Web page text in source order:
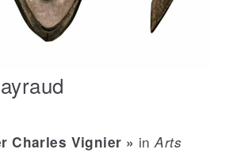
Charles Vignier » inArts